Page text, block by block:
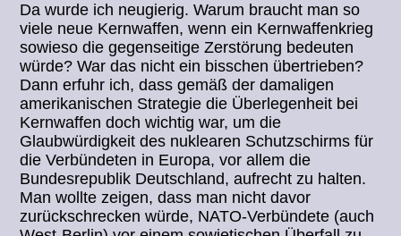
Da wurde ich neugierig. Warum braucht man so
viele neue Kernwaffen, wenn ein Kernwaffenkrieg
sowieso die gegenseitige Zerstörung bedeuten
würde? War das nicht ein bisschen übertrieben?
Dann erfuhr ich, dass gemäß der damaligen
amerikanischen Strategie die Überlegenheit bei
Kernwaffen doch wichtig war, um die
Glaubwürdigkeit des nuklearen Schutzschirms für
die Verbündeten in Europa, vor allem die
Bundesrepublik Deutschland, aufrecht zu halten.
Man wollte zeigen, dass man nicht davor
zurückschrecken würde, NATO-Verbündete (auch